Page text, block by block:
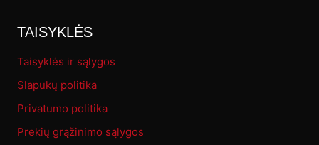
TAISYKLĖS
Taisyklės ir sąlygos
Slapukų politika
Privatumo politika
Prekių grąžinimo sąlygos